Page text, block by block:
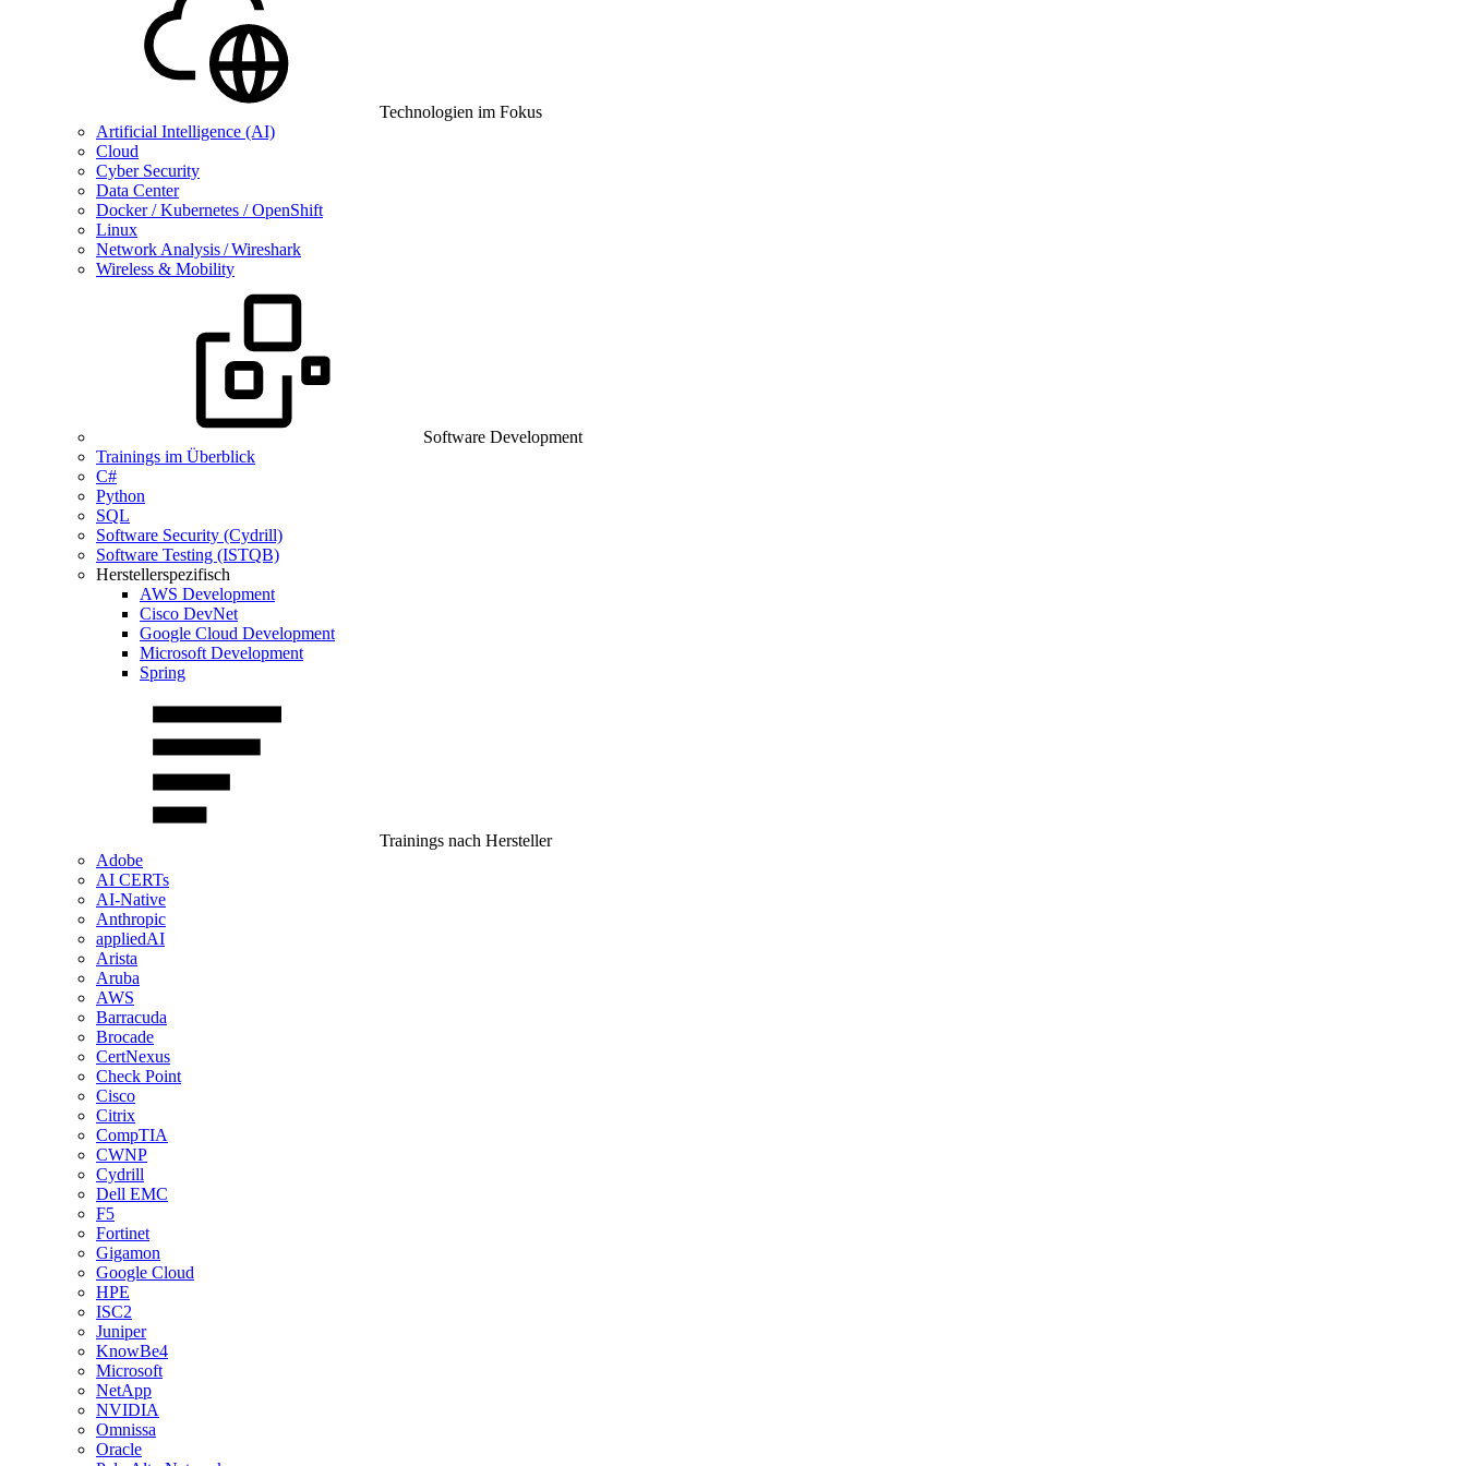
Technologien im Fokus
Artificial Intelligence (AI)
Cloud
Cyber Security
Data Center
Docker / Kubernetes / OpenShift
Linux
Network Analysis / Wireshark
Wireless & Mobility
Software Development
Trainings im Überblick
C#
Python
SQL
Software Security (Cydrill)
Software Testing (ISTQB)
Herstellerspezifisch
AWS Development
Cisco DevNet
Google Cloud Development
Microsoft Development
Spring
Trainings nach Hersteller
Adobe
AI CERTs
AI-Native
Anthropic
appliedAI
Arista
Aruba
AWS
Barracuda
Brocade
CertNexus
Check Point
Cisco
Citrix
CompTIA
CWNP
Cydrill
Dell EMC
F5
Fortinet
Gigamon
Google Cloud
HPE
ISC2
Juniper
KnowBe4
Microsoft
NetApp
NVIDIA
Omnissa
Oracle